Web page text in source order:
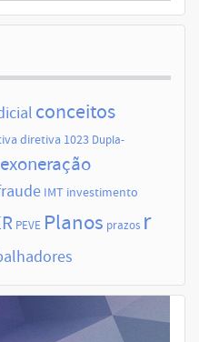
conceitos
diretiva 1023 Dupla-
exoneração
IMT investimento
PEVE Planos prazos r